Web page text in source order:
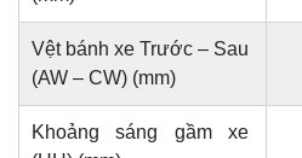
Vệt bánh xe Trước – Sau
(AW – CW) (mm)
Khoảng sáng gầm xe